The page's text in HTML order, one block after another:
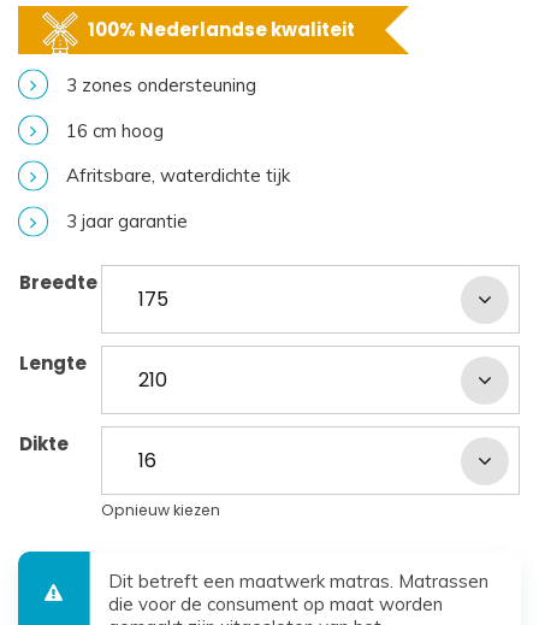
100% Nederlandse kwaliteit
3 zones ondersteuning
16 cm hoog
Afritsbare, waterdichte tijk
3 jaar garantie
Breedte
Lengte
Dikte
Opnieuw kiezen
Dit betreft een maatwerk matras. Matrassen
die voor de consument op maat worden